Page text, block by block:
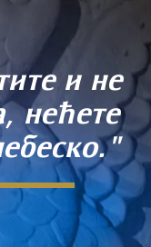
и не
нећете